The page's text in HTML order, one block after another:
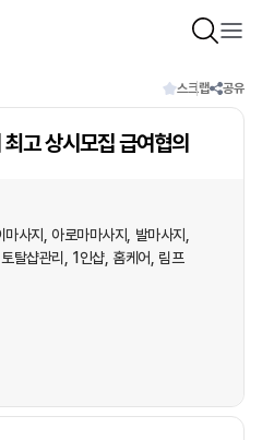
스크랩 공유
고 상시모집 급여협의
마사지 아로마마사지
발마사지
토탈샵관리 1인샵 홈케어 림프